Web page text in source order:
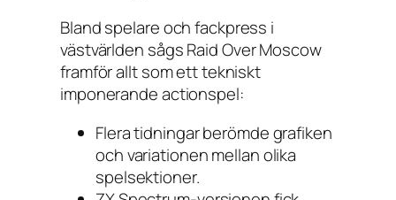
Bland spelare och fackpress i
västvärlden sågsRaid Over Moscow
framför allt som ett tekniskt
imponerande actionspel:
Flera tidningar berömde grafiken
och variationen mellan olika
spelsektioner.